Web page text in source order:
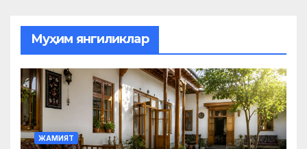
Муҳим янгиликлар
ЖАМИЯТ